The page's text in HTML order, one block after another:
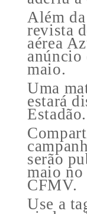
Além
revista
aérea
anúncio
maio.
Uma
estará
Estadão.
serão
maio no
CFMV.
Use a